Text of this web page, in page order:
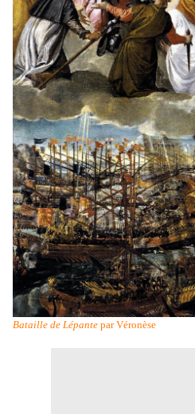
Bataille de Lépante par Véronèse